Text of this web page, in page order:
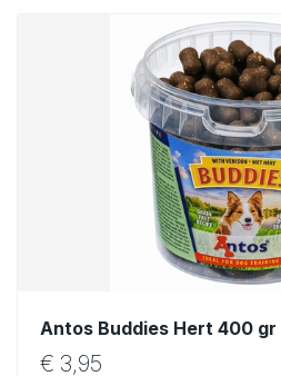
Antos Buddies Hert 400 gr
€ 3,95